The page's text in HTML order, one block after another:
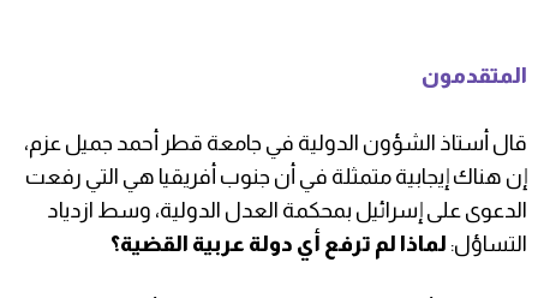
المتقدمون
قال أستاذ الشؤون الدولية في جامعة قطر أحمد جميل عزم،
إن هناك إيجابية متمثلة في أن جنوب أفريقيا هي التي رفعت
الدعوى على إسرائيل بمحكمة العدل الدولية، وسط ازدياد
التساؤل: لماذا لم ترفع أي دولة عربية القضية؟